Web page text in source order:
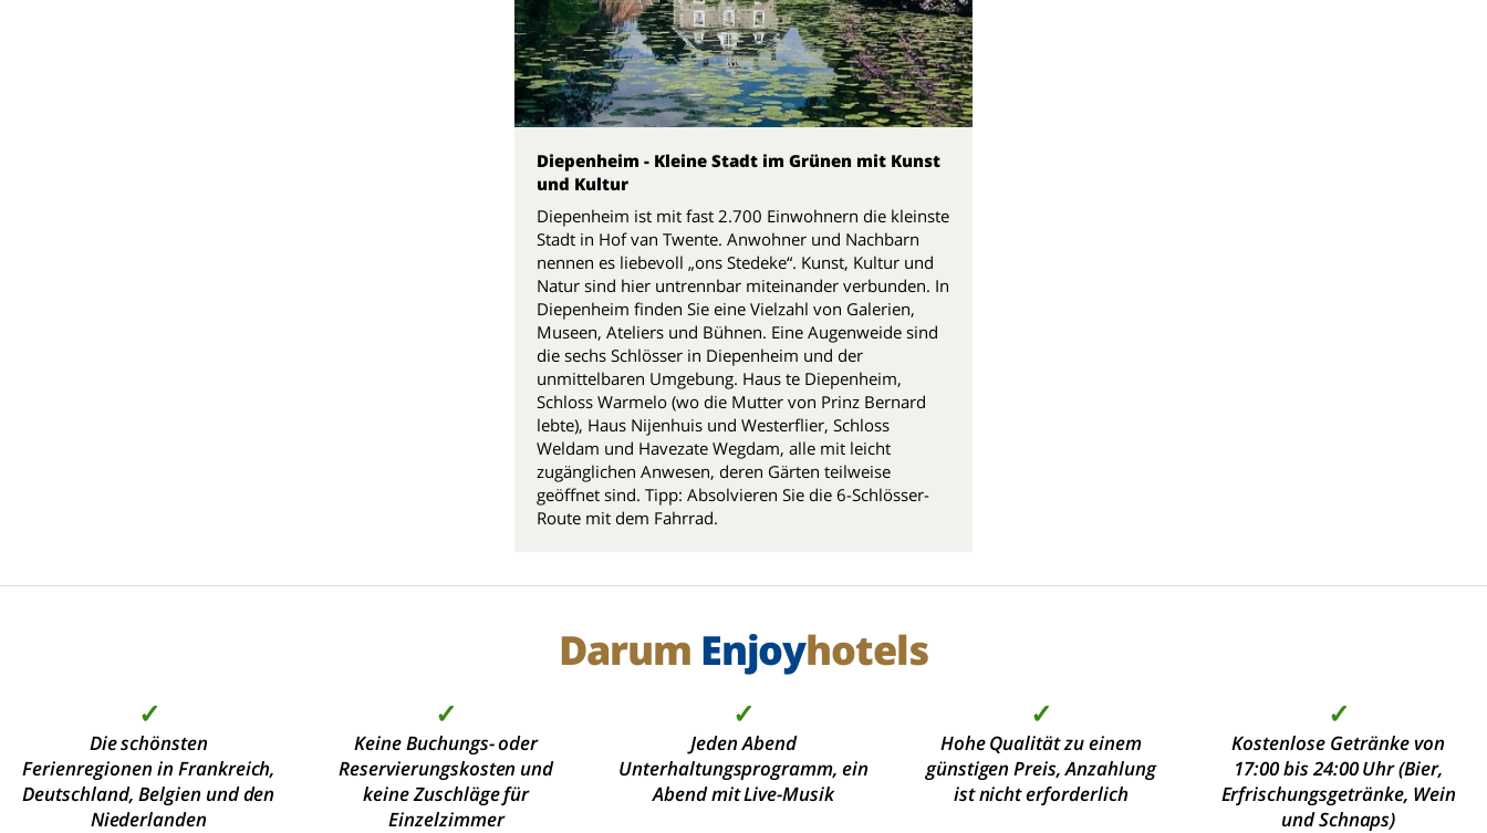
Diepenheim - Kleine Stadt im Grünen mit Kunst
und Kultur
Diepenheim ist mit fast 2.700 Einwohnern die kleinste
Stadt in Hof van Twente. Anwohner und Nachbarn
nennen es liebevoll „ons Stedeke“. Kunst, Kultur und
Natur sind hier untrennbar miteinander verbunden. In
Diepenheim finden Sie eine Vielzahl von Galerien,
Museen, Ateliers und Bühnen. Eine Augenweide sind
die sechs Schlösser in Diepenheim und der
unmittelbaren Umgebung. Haus te Diepenheim,
Schloss Warmelo (wo die Mutter von Prinz Bernard
lebte), Haus Nijenhuis und Westerflier, Schloss
Weldam und Havezate Wegdam, alle mit leicht
zugänglichen Anwesen, deren Gärten teilweise
geöffnet sind. Tipp: Absolvieren Sie die 6-Schlösser-
Route mit dem Fahrrad.
Darum Enjoyhotels
✓
Die schönsten
Ferienregionen in Frankreich,
Deutschland, Belgien und den
Niederlanden
✓
Keine Buchungs- oder
Reservierungskosten und
keine Zuschläge für
Einzelzimmer
✓
Jeden Abend
Unterhaltungsprogramm, ein
Abend mit Live-Musik
✓
Hohe Qualität zu einem
günstigen Preis, Anzahlung
ist nicht erforderlich
✓
Kostenlose Getränke von
17:00 bis 24:00 Uhr (Bier,
Erfrischungsgetränke, Wein
und Schnaps)